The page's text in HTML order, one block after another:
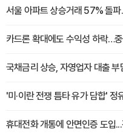
서울 아파트 상승거래 57% 돌
카드론 확대에도 수익성 하락…
국채금리 상승, 자영업자 대출 부
'미·이란 전쟁 틈타 유가 담합'
휴대전화 개통에 안면인증 도입